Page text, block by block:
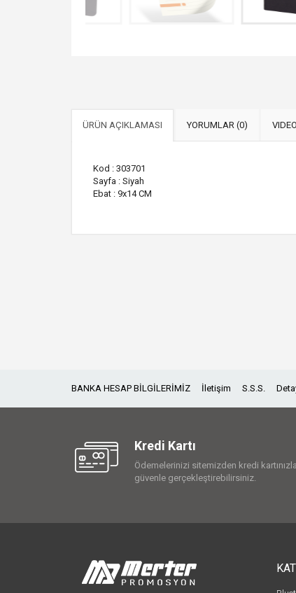
ÜRÜN AÇIKLAMASI YORUMLAR (0) VIDEO
Kod : 303701
Sayfa : Siyah
Ebat : 9x14 CM
BANKA HESAP BİLGİLERİMİZ İletişim S.S.S.
Kredi Kartı
Ödemelerinizi sitemizden kredi kartınızla,
güvenle gerçekleştirebilirsiniz.